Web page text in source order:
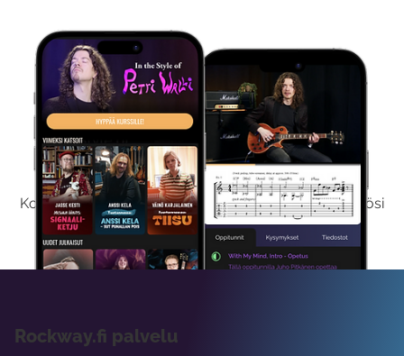
Kokeile Ilmaiseksi
Kokeilemalla ilmaiseksi saat koko sisältömme käyttöösi
viikon ajaksi.
Rockway.fi palvelu